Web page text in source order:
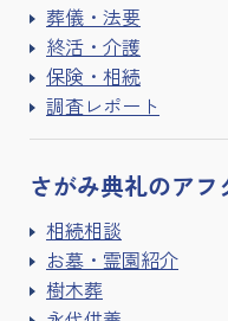
葬儀・法要
終活・介護
保険・相続
調査レポート
さがみ典礼のアフ
相続相談
お墓・霊園紹介
樹木葬